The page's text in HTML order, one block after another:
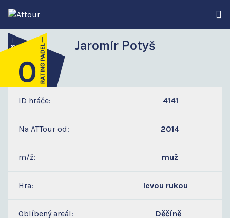
Jaromír Potyš
5
0
ID hráče: 4141
Na ATTour od: 2014
m/ž: muž
Hra: levou rukou
Oblíbený areál: Děčíně